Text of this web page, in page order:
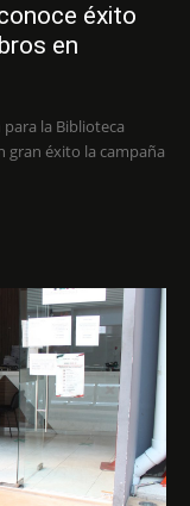
éxito
en
la Biblioteca